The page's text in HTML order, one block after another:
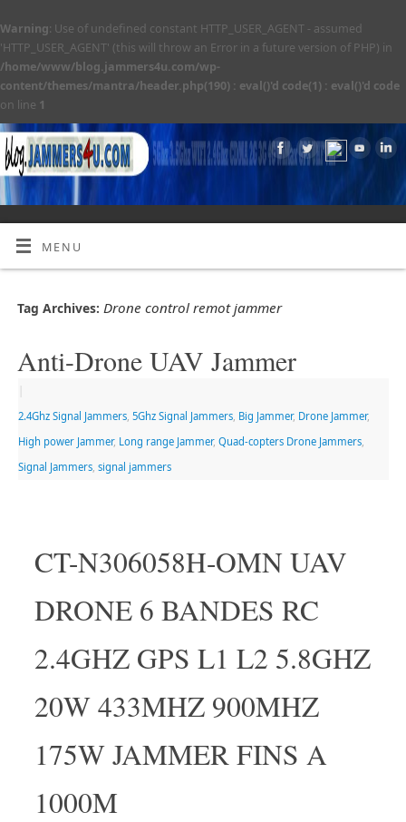
Warning: Use of undefined constant HTTP_USER_AGENT - assumed
'HTTP_USER_AGENT' (this will throw an Error in a future version of PHP) in
/home/www/blog.jammers4u.com/wp-
content/themes/mantra/header.php(190) : eval()'d code(1) : eval()'d code
on line 1
MENU
Tag Archives: Drone control remot jammer
Anti-Drone UAV Jammer
2.4Ghz Signal Jammers, 5Ghz Signal Jammers, Big Jammer, Drone Jammer,
High power Jammer, Long range Jammer, Quad-copters Drone Jammers,
Signal Jammers, signal jammers
CT-N306058H-OMN UAV
DRONE 6 BANDES RC
2.4GHZ GPS L1 L2 5.8GHZ
20W 433MHZ 900MHZ
175W JAMMER FINS A
1000M